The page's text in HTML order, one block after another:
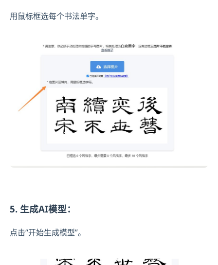
用鼠标框选每个书法单字。
5. 生成AI模型：
点击“开始生成模型”。